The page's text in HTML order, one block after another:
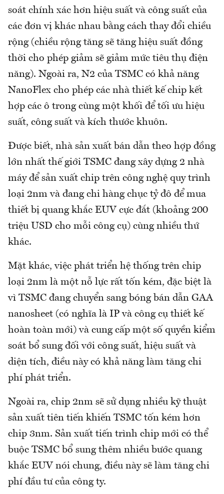
soát chính xác hơn hiệu suất và công suất của
các đơn vị khác nhau bằng cách thay đổi chiều
rộng (chiều rộng tăng sẽ tăng hiệu suất đồng
thời cho phép giảm sẽ giảm mức tiêu thụ điện
năng). Ngoài ra, N2 của TSMC có khả năng
NanoFlex cho phép các nhà thiết kế chip kết
hợp các ô trong cùng một khối để tối ưu hiệu
suất, công suất và kích thước khuôn.
Được biết, nhà sản xuất bán dẫn theo hợp đồng
lớn nhất thế giới TSMC đang xây dựng 2 nhà
máy để sản xuất chip trên công nghệ quy trình
loại 2nm và đang chi hàng chục tỷ đô để mua
thiết bị quang khắc EUV cực đắt (khoảng 200
triệu USD cho mỗi công cụ) cùng nhiều thứ
khác.
Mặt khác, việc phát triển hệ thống trên chip
loại 2nm là một nỗ lực rất tốn kém, đặc biệt là
vì TSMC đang chuyển sang bóng bán dẫn GAA
nanosheet (có nghĩa là IP và công cụ thiết kế
hoàn toàn mới) và cung cấp một số quyền kiểm
soát bổ sung đối với công suất, hiệu suất và
diện tích, điều này có khả năng làm tăng chi
phí phát triển.
Ngoài ra, chip 2nm sẽ sử dụng nhiều kỹ thuật
sản xuất tiên tiến khiến TSMC tốn kém hơn
chip 3nm. Sản xuất tiến trình chip mới có thể
buộc TSMC bổ sung thêm nhiều bước quang
khắc EUV nói chung, điều này sẽ làm tăng chi
phí đầu tư của công ty.